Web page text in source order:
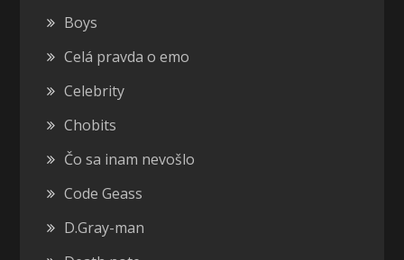
Boys
Celá pravda o emo
Celebrity
Chobits
Čo sa inam nevošlo
Code Geass
D.Gray-man